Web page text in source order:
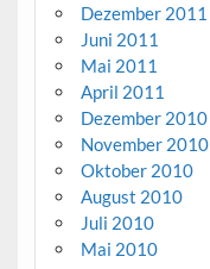
Dezember 2011
Juni 2011
Mai 2011
April 2011
Dezember 2010
November 2010
Oktober 2010
August 2010
Juli 2010
Mai 2010